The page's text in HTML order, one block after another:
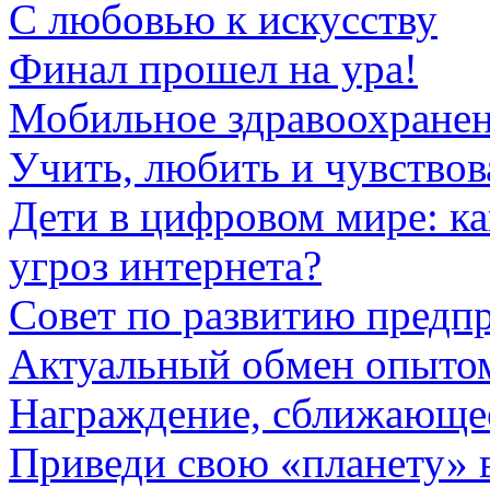
С любовью к искусству
Финал прошел на ура!
Мобильное
Учить, любить и
Дети в цифровом мире:
угроз интернета?
Совет по развитию
Актуальный обмен
Награждение,
Приведи свою «планету»